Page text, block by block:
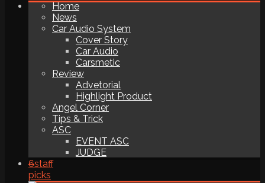
Home
News
Car Audio System
Cover Story
Car Audio
Carsmetic
Review
Advetorial
Highlight Product
Angel Corner
Tips & Trick
ASC
EVENT ASC
JUDGE
6staff
picks